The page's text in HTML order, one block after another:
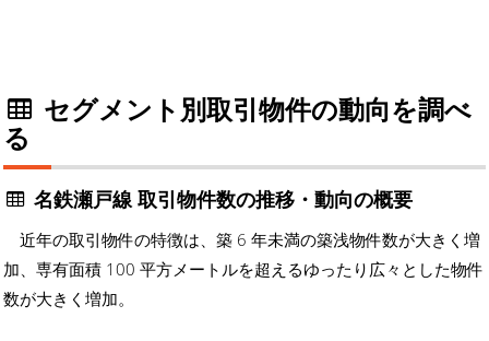
セグメント別取引物件の動向を調べ
る
名鉄瀬戸線 取引物件数の推移・動向の概要
近年の取引物件の特徴は、築 6 年未満の築浅物件数が大きく増
加、専有面積 100 平方メートルを超えるゆったり広々とした物件
数が大きく増加。